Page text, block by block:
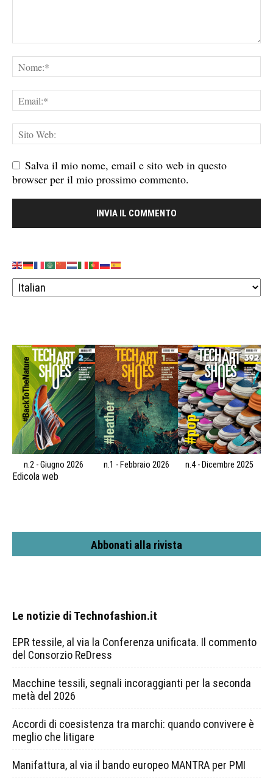
Salva il mio nome, email e sito web in questo
browser per il mio prossimo commento.
n.2 - Giugno 2026 n.1 - Febbraio 2026 n.4 - Dicembre 2025
Edicola web
Abbonati alla rivista
Le notizie di Technofashion.it
EPR tessile, al via la Conferenza unificata. Il commento
del Consorzio ReDress
Macchine tessili, segnali incoraggianti per la seconda
metà del 2026
Accordi di coesistenza tra marchi: quando convivere è
meglio che litigare
Manifattura, al via il bando europeo MANTRA per PMI